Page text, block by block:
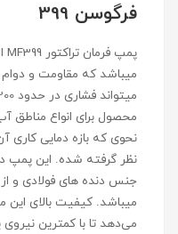
فرگوسن 399
میباشد که مقاومت و دوام
محصول برای انواع مناطق
نظر گرفته شده. این پمپ
جنس دنده های فولادی و
میباشد. کیفیت بالای این
می‌دهد تا با کمترین